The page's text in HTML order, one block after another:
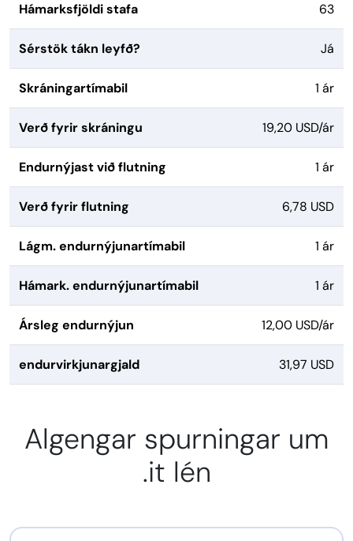
Hámarksfjöldi stafa 63
Sérstök tákn leyfð? Já
Skráningartímabil 1 ár
Verð fyrir skráningu 19,20 USD/ár
Endurnýjast við flutning 1 ár
Verð fyrir flutning 6,78 USD
Lágm. endurnýjunartímabil 1 ár
Hámark. endurnýjunartímabil 1 ár
Ársleg endurnýjun 12,00 USD/ár
endurvirkjunargjald 31,97 USD
Algengar spurningar um
.it lén